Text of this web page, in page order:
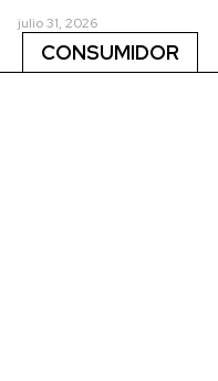
julio 31, 2026
CONSUMIDOR